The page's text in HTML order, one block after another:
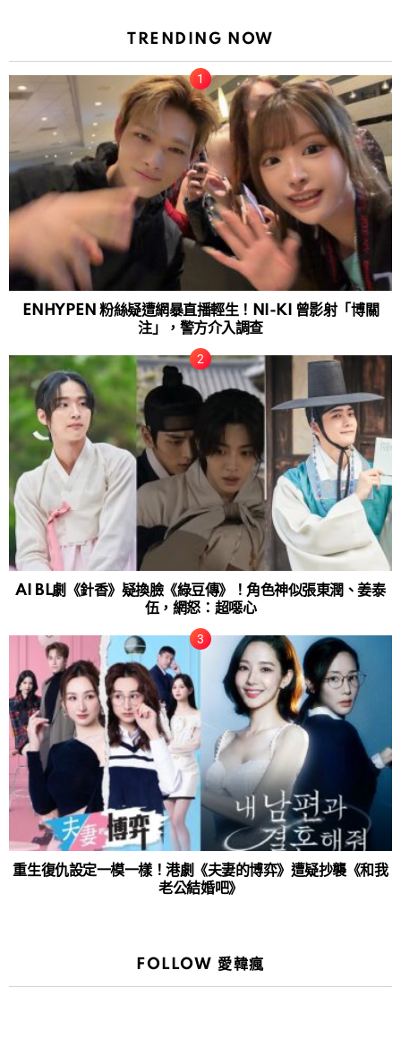
TRENDING NOW
ENHYPEN 粉絲疑遭網暴直播輕生！NI-KI 曾影射「博關
注」，警方介入調查
AI BL劇《針香》疑換臉《綠豆傳》！角色神似張東潤、姜泰
伍，網怒：超噁心
重生復仇設定一模一樣！港劇《夫妻的博弈》遭疑抄襲《和我
老公結婚吧》
FOLLOW 愛韓瘋